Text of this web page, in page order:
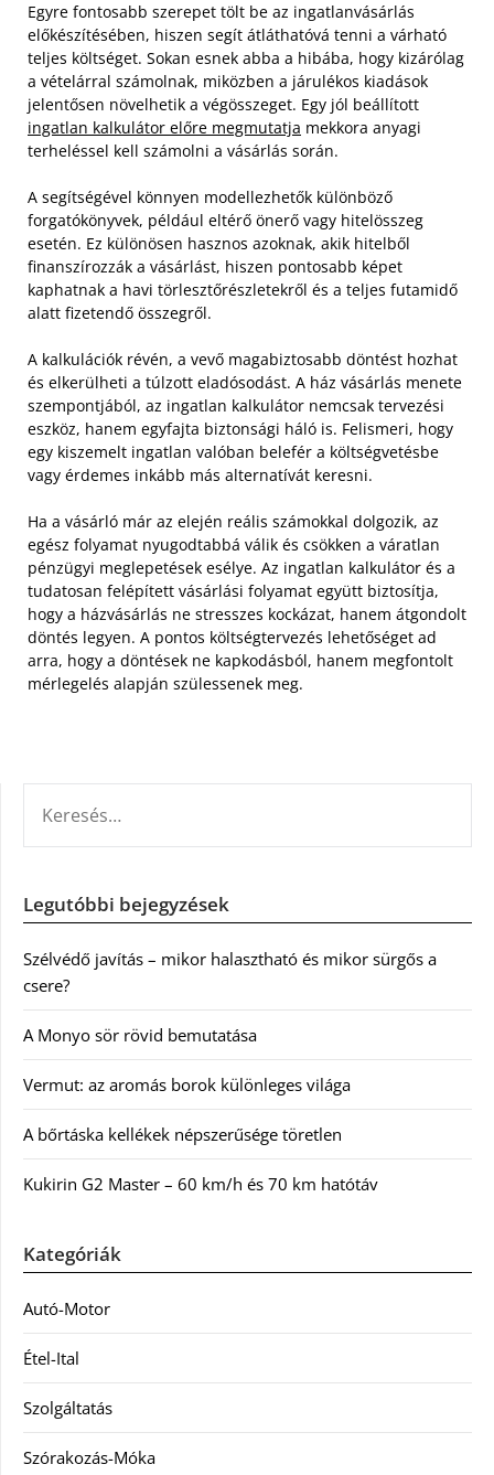
Egyre fontosabb szerepet tölt be az ingatlanvásárlás
előkészítésében, hiszen segít átláthatóvá tenni a várható
teljes költséget. Sokan esnek abba a hibába, hogy kizárólag
a vételárral számolnak, miközben a járulékos kiadások
jelentősen növelhetik a végösszeget. Egy jól beállított
ingatlan kalkulátor előre megmutatja mekkora anyagi
terheléssel kell számolni a vásárlás során.
A segítségével könnyen modellezhetők különböző
forgatókönyvek, például eltérő önerő vagy hitelösszeg
esetén. Ez különösen hasznos azoknak, akik hitelből
finanszírozzák a vásárlást, hiszen pontosabb képet
kaphatnak a havi törlesztőrészletekről és a teljes futamidő
alatt fizetendő összegről.
A kalkulációk révén, a vevő magabiztosabb döntést hozhat
és elkerülheti a túlzott eladósodást. A ház vásárlás menete
szempontjából, az ingatlan kalkulátor nemcsak tervezési
eszköz, hanem egyfajta biztonsági háló is. Felismeri, hogy
egy kiszemelt ingatlan valóban belefér a költségvetésbe
vagy érdemes inkább más alternatívát keresni.
Ha a vásárló már az elején reális számokkal dolgozik, az
egész folyamat nyugodtabbá válik és csökken a váratlan
pénzügyi meglepetések esélye. Az ingatlan kalkulátor és a
tudatosan felépített vásárlási folyamat együtt biztosítja,
hogy a házvásárlás ne stresszes kockázat, hanem átgondolt
döntés legyen. A pontos költségtervezés lehetőséget ad
arra, hogy a döntések ne kapkodásból, hanem megfontolt
mérlegelés alapján szülessenek meg.
Legutóbbi bejegyzések
Szélvédő javítás – mikor halasztható és mikor sürgős a
csere?
A Monyo sör rövid bemutatása
Vermut: az aromás borok különleges világa
A bőrtáska kellékek népszerűsége töretlen
Kukirin G2 Master – 60 km/h és 70 km hatótáv
Kategóriák
Autó-Motor
Étel-Ital
Szolgáltatás
Szórakozás-Móka